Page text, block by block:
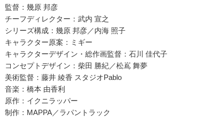
監督：幾原 邦彦
チーフディレクター：武内 宣之
シリーズ構成：幾原 邦彦／内海 照子
キャラクター原案：ミギー
キャラクターデザイン・総作画監督：石川 佳代子
コンセプトデザイン：柴田 勝紀／松嶌 舞夢
美術監督：藤井 綾香 スタジオPablo
音楽：橋本 由香利
原作：イクニラッパー
制作：MAPPA／ラパントラック